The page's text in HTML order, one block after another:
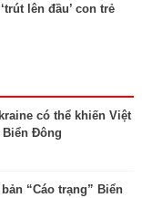
lên đầu’ con trẻ
có thể khiến Việt
Đông
“Cáo trạng” Biển